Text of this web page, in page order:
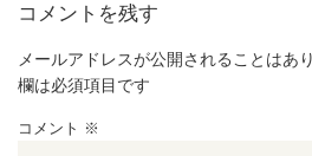
コメントを残す
メールアドレスが公開されることはあ
欄は必須項目です
コメント ※